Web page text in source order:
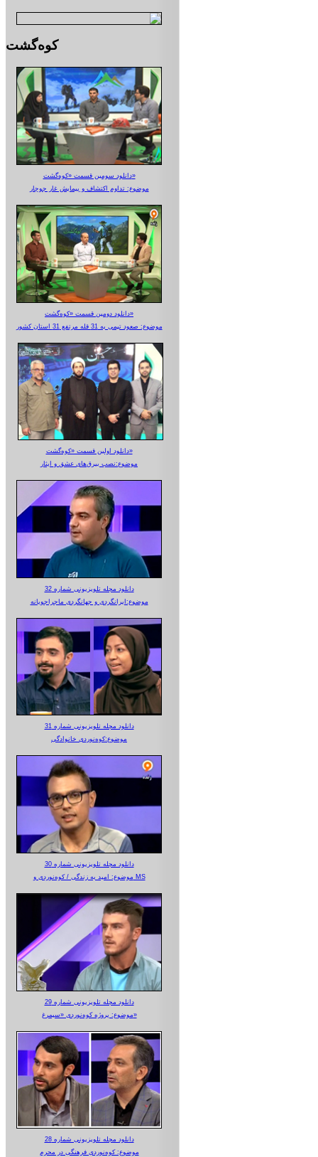
کوه‌گشت
دانلود سومین قسمت «کوه‌گشت»
موضوع: تداوم اکتشاف و پیمایش غار جوجار
دانلود دومین قسمت «کوه‌گشت»
موضوع: صعود تیمی به 31 قله مرتفع 31 استان کشور
دانلود اولین قسمت «کوه‌گشت»
موضوع:نصب بیرق‌های عشق و ایثار
دانلود مجله تلویزیونی شماره 32
موضوع:ایرانگردی و جهانگردی ماجراجویانه
دانلود مجله تلویزیونی شماره 31
موضوع:کوه‌نوردی خانوادگی
دانلود مجله تلویزیونی شماره 30
موضوع: امید به زندگی / کوه‌نوردی و MS
دانلود مجله تلویزیونی شماره 29
موضوع: پروژه کوه‌نوردی «سیمرغ»
دانلود مجله تلویزیونی شماره 28
موضوع: کوه‌نوردی فرهنگی در محرم